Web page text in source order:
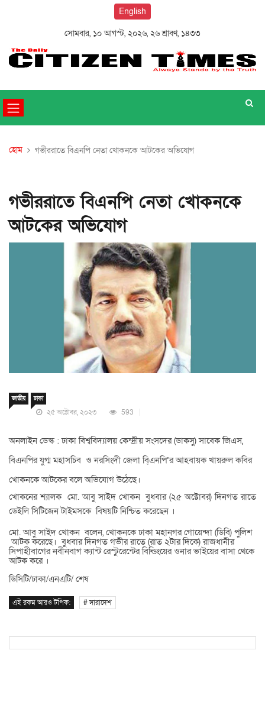
English
সোমবার, ১০ আগস্ট, ২০২৬, ২৬ শ্রাবণ, ১৪৩৩
হোম গভীররাতে বিএনপি নেতা খোকনকে আটকের অভিযোগ
গভীররাতে বিএনপি নেতা খোকনকে
আটকের অভিযোগ
জাতীয় ঢাকা
২৫ অক্টোবর, ২০২৩ 593
অনলাইন ডেস্ক : ঢাকা বিশ্ববিদ্যালয় কেন্দ্রীয় সংসদের (ডাকসু) সাবেক জিএস,
বিএনপির যুগ্ম মহাসচিব ও নরসিংদী জেলা বি্এনপি’র আহবায়ক খায়রুল কবির
খোকনকে আটকের বলে অভিযোগ উঠেছে।
খোকনের শ্যালক মো. আবু সাইদ খোকন বুধবার (২৫ অক্টোবর) দিনগত রাতে
ডেইলি সিটিজেন টাইমসকে বিষয়টি নিশ্চিত করেছেন ।
মো. আবু সাইদ খোকনবলেন, খোকনকে ঢাকা মহানগর গোয়েন্দা (ডিবি) পুলিশ
আটক করেছে। বুধবার দিনগত গভীর রাতে (রাত ২টার দিকে) রাজধানীর
সিপাহীবাগের নবীনবাগ ক্যান্ট রেস্টুরেন্টের বিল্ডিংয়ের ওনার ভাইয়ের বাসা থেকে
আটক করে ।
ডিসিটি/ঢাকা/এনএটি/ শেষ
এই রকম আরও টপিক: # সারাদেশ